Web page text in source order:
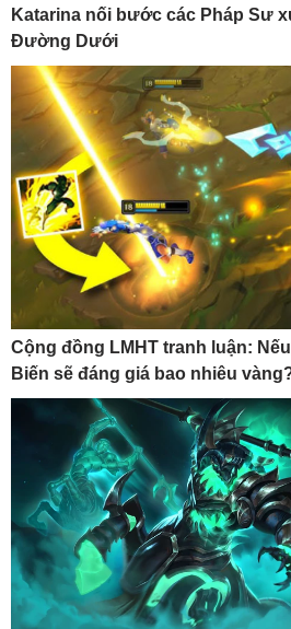
Katarina nối bước các Pháp Sư
Đường Dưới
Cộng đồng LMHT tranh luận:
Biến sẽ đáng giá bao nhiêu